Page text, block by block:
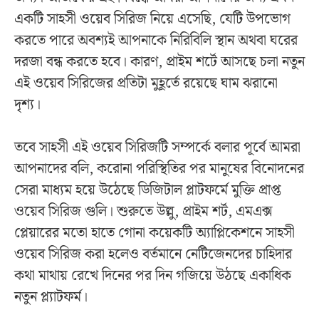
একটি সাহসী ওয়েব সিরিজ নিয়ে এসেছি, যেটি উপভোগ
করতে পারে অবশ্যই আপনাকে নিরিবিলি স্থান অথবা ঘরের
দরজা বন্ধ করতে হবে। কারণ, প্রাইম শর্টে আসছে চলা নতুন
এই ওয়েব সিরিজের প্রতিটা মুহূর্তে রয়েছে ঘাম ঝরানো
দৃশ্য।
তবে সাহসী এই ওয়েব সিরিজটি সম্পর্কে বলার পূর্বে আমরা
আপনাদের বলি, করোনা পরিস্থিতির পর মানুষের বিনোদনের
সেরা মাধ্যম হয়ে উঠেছে ডিজিটাল প্লাটফর্মে মুক্তি প্রাপ্ত
ওয়েব সিরিজ গুলি। শুরুতে উল্লু, প্রাইম শর্ট, এমএক্স
প্লেয়ারের মতো হাতে গোনা কয়েকটি অ্যাপ্লিকেশনে সাহসী
ওয়েব সিরিজ করা হলেও বর্তমানে নেটিজেনদের চাহিদার
কথা মাথায় রেখে দিনের পর দিন গজিয়ে উঠছে একাধিক
নতুন প্ল্যাটফর্ম।